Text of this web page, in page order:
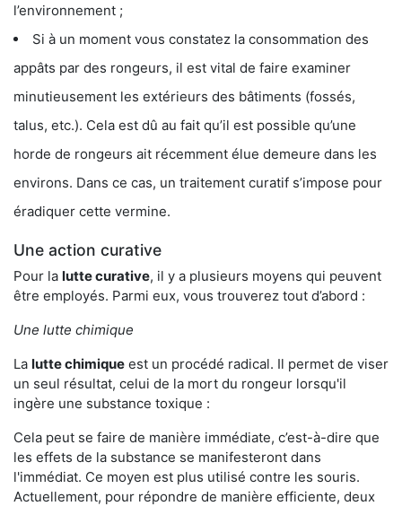
l’environnement ;
Si à un moment vous constatez la consommation des
appâts par des rongeurs, il est vital de faire examiner
minutieusement les extérieurs des bâtiments (fossés,
talus, etc.). Cela est dû au fait qu’il est possible qu’une
horde de rongeurs ait récemment élue demeure dans les
environs. Dans ce cas, un traitement curatif s’impose pour
éradiquer cette vermine.
Une action curative
Pour la lutte curative, il y a plusieurs moyens qui peuvent
être employés. Parmi eux, vous trouverez tout d’abord :
Une lutte chimique
La lutte chimique est un procédé radical. Il permet de viser
un seul résultat, celui de la mort du rongeur lorsqu'il
ingère une substance toxique :
Cela peut se faire de manière immédiate, c’est-à-dire que
les effets de la substance se manifesteront dans
l'immédiat. Ce moyen est plus utilisé contre les souris.
Actuellement, pour répondre de manière efficiente, deux